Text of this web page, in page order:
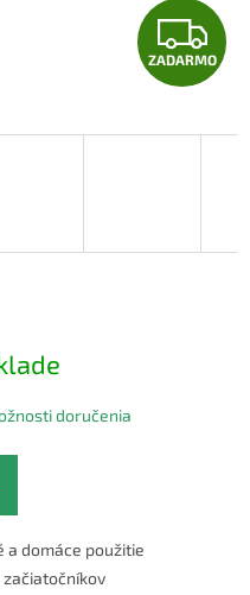
Z
A
D
ZADARMO
doručenia
a domáce použitie